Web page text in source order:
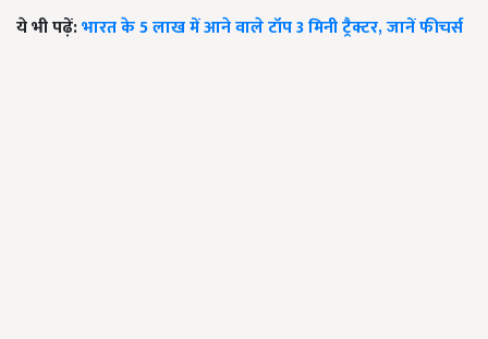
ये भी पढ़ें:भारत के 5 लाख में आने वाले टॉप 3 मिनी ट्रैक्टर, जानें फीचर्स